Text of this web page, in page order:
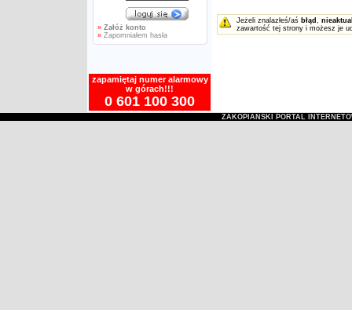
» Załóż konto
»Zapomniałem hasła
zapamiętaj numer alarmowy
w górach!!!
0 601 100 300
Jeżeli znalazłeś/aś błąd ,
zawartość tej strony i możesz je
ZAKOPIAŃSKI PORTAL